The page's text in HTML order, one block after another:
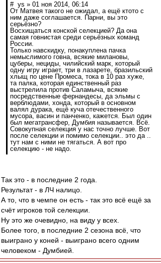
# ys » 01 ноя 2014, 06:14
От Матвея такого не ожидал, а ещё ктото с
ним даже соглашается. Парни, вы это
серьёзно?
Восхищаться конской селекцией? Да она
самая говнистая среди серьёзных команд
России.
Только навскидку, понакуплена пачка
немыслимого говна, всякие милановы,
цуберы, нециды, чилийский марк, который
одну игру играет, три в лазарете, бразильский
хлыщ по цене Промеса, тока в 10 раз хуже,
та палка, которая единственный раз
выстрелила против Саламыча, всякие
посредственные фернандесы, да эльмы с
верблюдами, хонда, который в основном
валял дурака, ещё куча отечественного
мусора, васин и панченко, кажется. Был один
был мегатрансфер, Думбия называется. Всё.
Совокупная селекция у нас точно лучше. Вот
после селекции и помимо селекции.. это да ..
тут нам с ними не тягаться. А вот про
селекцию - не надо.
Так это - в последние 2 года.
Результат - в ЛЧ налицо.
А то, что в чемпе он есть - так это всё ещё за
счёт игроков той селекции.
Ну это же очевидно, на виду у всех.
Более того, в последние 2 сезона всё, что
выиграно у коней - выиграно всего одним
человеком - Думбией.